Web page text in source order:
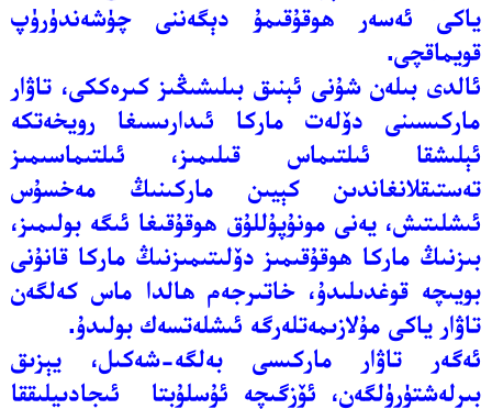
ياكى ئەسەر ھوقۇقىمۇ دېگەننى چۈشەندۈرۈپ
قويماقچى.
ئالدى بىلەن شۇنى ئېنىق بىلىشىڭىز كىرەككى، تاۋار
ماركىسىنى دۆلەت ماركا ئىدارىسىغا رويخەتكە
ئېلىشقا ئىلتىماس قىلىمىز، ئىلتىماسىمىز
تەستىقلانغاندىن كېيىن ماركىنىڭ مەخسۇس
ئىشلىتىش، يەنى مونۇپۇللۇق ھوقۇقىغا ئىگە بولىمىز،
بىزنىڭ ماركا ھوقۇقىمىز دۆلىتىمىزنىڭ ماركا قانۇنى
بويىچە قوغدىلىدۇ، خاتىرجەم ھالدا ماس كەلگەن
تاۋار ياكى مۇلازىمەتلەرگە ئىشلەتسەك بولىدۇ.
ئەگەر تاۋار ماركىسى بەلگە-شەكىل، يېزىق
بىرلەشتۈرۈلگەن، ئۆزگىچە ئۇسلۇبتا ئىجادىيلىققا